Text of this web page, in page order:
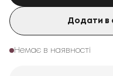
Додати в
Немає в наявності